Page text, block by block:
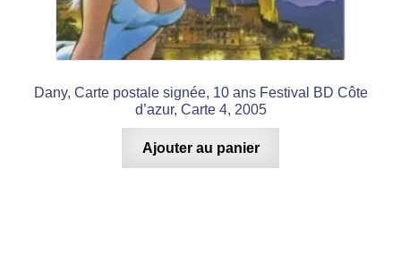
Dany, Carte postale signée, 10 ans Festival BD Côte
d’azur, Carte 4, 2005
Ajouter au panier